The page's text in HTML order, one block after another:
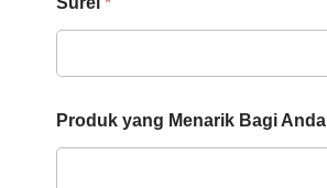
Produk yang Menarik Bagi Anda